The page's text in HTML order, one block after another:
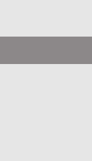
Menü